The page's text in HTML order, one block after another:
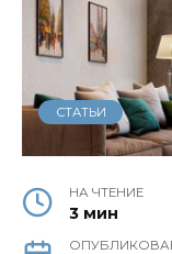
СТАТЬИ
НА ЧТЕНИЕ
3 мин